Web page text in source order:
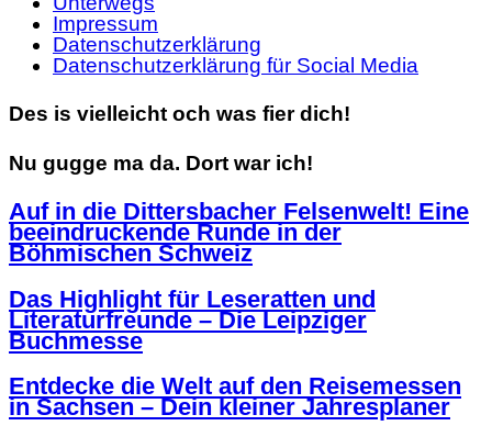
Impressum
Datenschutzerklärung
Datenschutzerklärung für Social Media
Des is vielleicht och was fier dich!
Nu gugge ma da. Dort war ich!
Auf in die Dittersbacher Felsenwelt! Eine
beeindruckende Runde in der
Böhmischen Schweiz
Das Highlight für Leseratten und
Literaturfreunde – Die Leipziger
Buchmesse
Entdecke die Welt auf den Reisemessen
in Sachsen – Dein kleiner Jahresplaner